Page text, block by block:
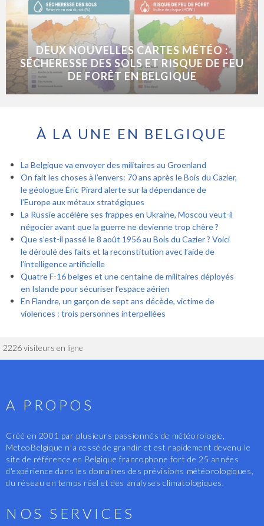
DEUX NOUVELLES CARTES MÉTÉO :
SÉCHERESSE DES SOLS ET RISQUE DE FEU
DE FORÊT EN BELGIQUE
À LA UNE EN BELGIQUE
La Belgique va envoyer des militaires au Groenland
On fait les choses à l’envers: 70 ans après le Bois du Cazier,
le géologue Éric Pirard alerte sur la dépendance de
l’Europe aux métaux stratégiques
La Russie accélère ses frappes en Ukraine, Moscou veut-il
négocier avant que la guerre ne devienne trop chère ?
Que s’est-il passé le 8 août 1956 au Bois du Cazier ? Voici
le déroulé des faits et la reconstitution avec l’aide de
l’intelligence artificielle
Quatre F-16 belges et une centaine de militaires déployés
en Islande pour sécuriser l’espace aérien
En Flandre, un garçon de sept ans décède, victime de
violences : trois personnes interpellées
2226 visiteurs en ligne
A PROPOS
Créé en 2001 par plusieurs passionnés de météorologie,
MeteoBelgique n'a cessé de grandir et est rapidement devenu le
site de référence en Belgique francophone fort de 25 années
d'expérience dans les domaines des prévisions météorologiques,
du réseau en temps réel et des analyses climatologiques.
NOS SERVICES